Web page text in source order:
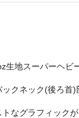
生地スーパーヘビ
クネック(後ろ首)
なグラフィック